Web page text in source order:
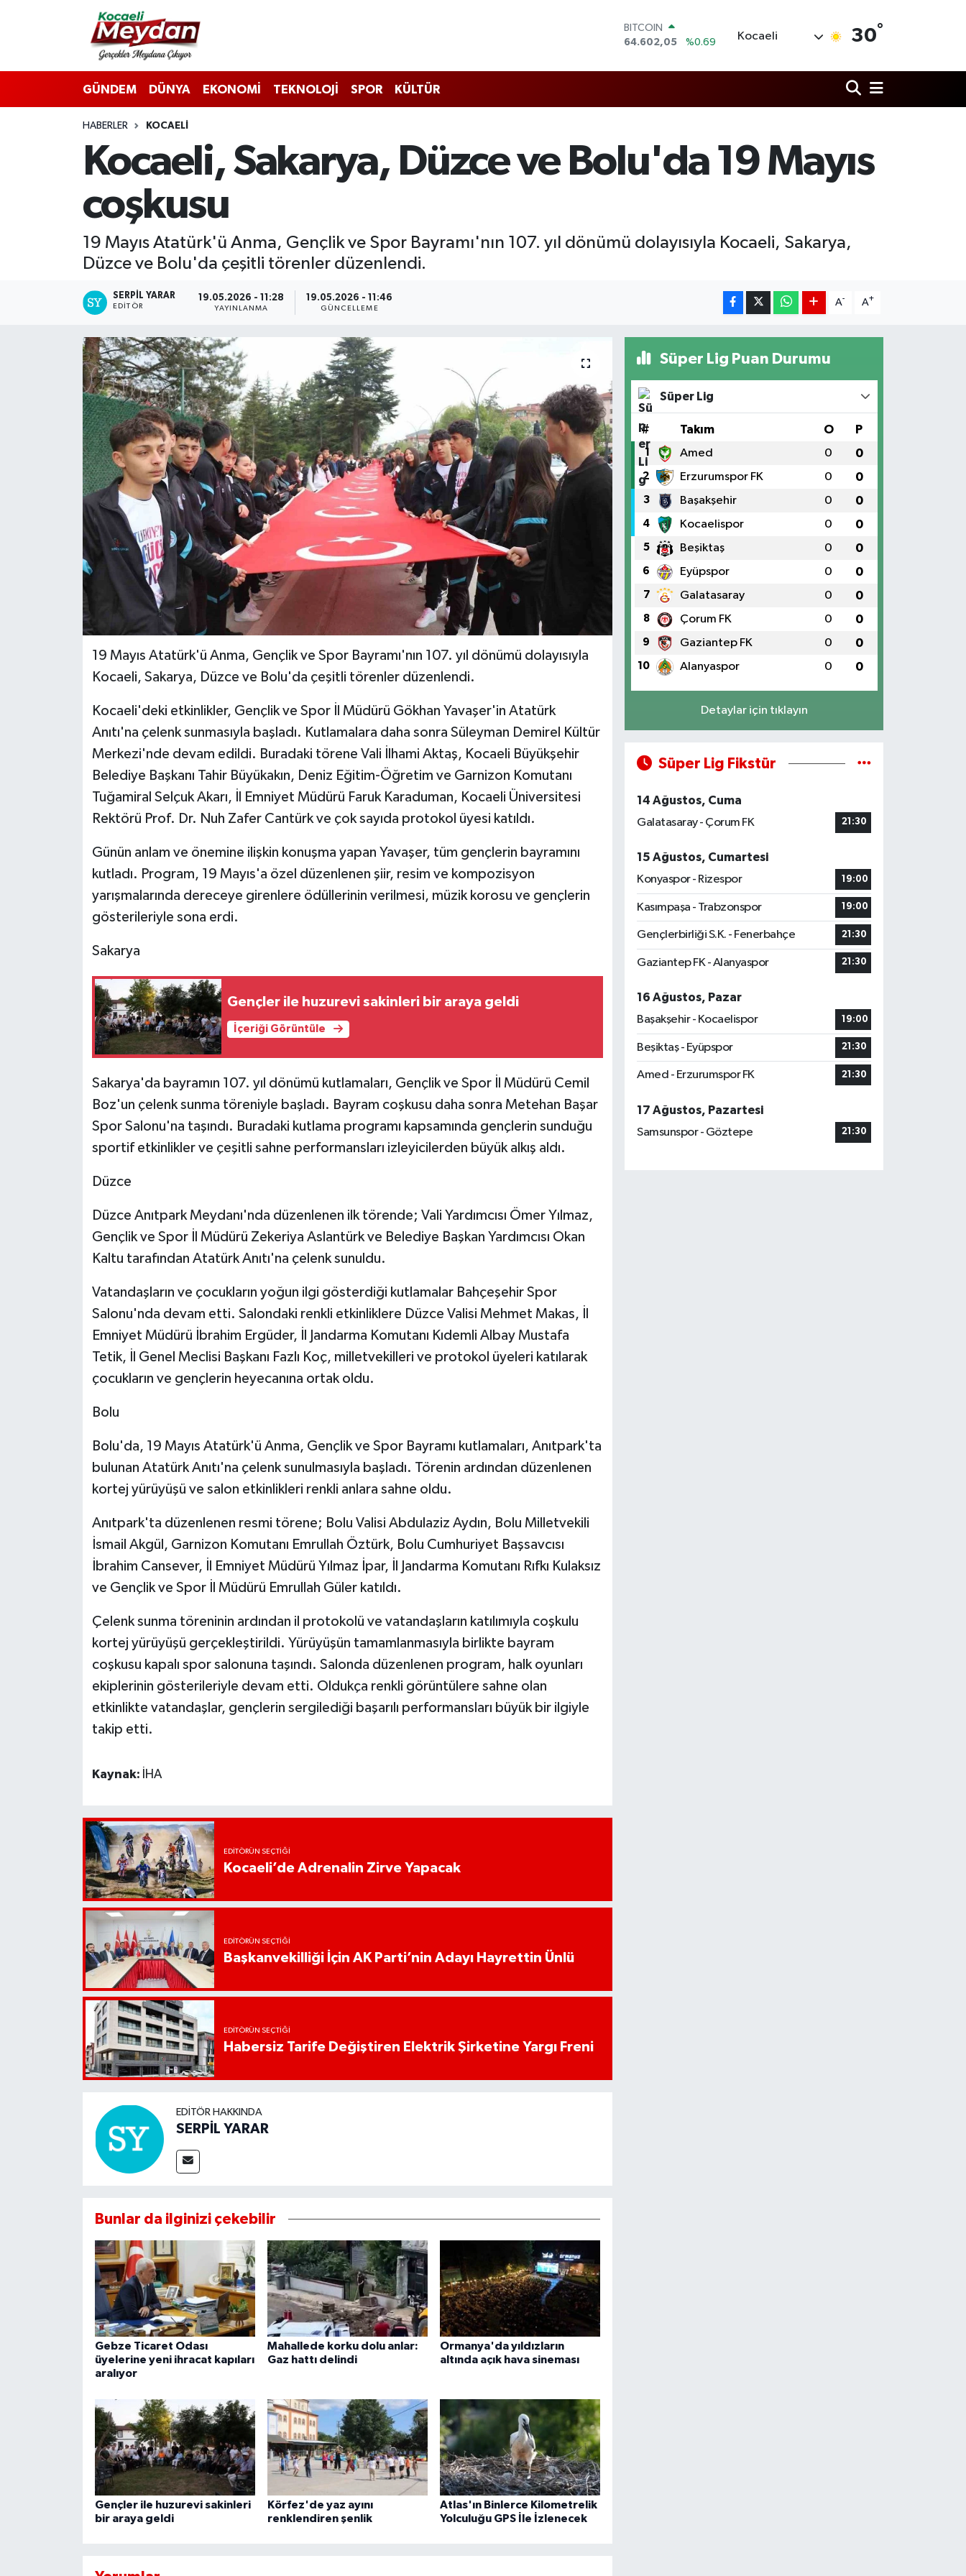
DOLAR
47,5986
%0.06
55,0700
%0.1
BİST100
13.768
%48
BITCOIN
Kocaeli 30°
GÜNDEM DÜNYA EKONOMİ TEKNOLOJİ SPOR KÜLTÜR
HABERLER KOCAELI
Kocaeli, Sakarya, Düzce ve Bolu'da 19 Mayıs
coşkusu
19 Mayıs Atatürk'ü Anma, Gençlik ve Spor Bayramı'nın 107. yıl dönümü dolayısıyla Kocaeli, Sakarya,
Düzce ve Bolu'da çeşitli törenler düzenlendi.
SERPİL YARAR
EDITÖR
19.05.2026 - 11:28
YAYINLANMA
19.05.2026 - 11:46
GÜNCELLEME
A- A+
19 Mayıs Atatürk'ü Anma, Gençlik ve Spor Bayramı'nın 107. yıl dönümü dolayısıyla
Kocaeli, Sakarya, Düzce ve Bolu'da çeşitli törenler düzenlendi.
Kocaeli'deki etkinlikler, Gençlik ve Spor İl Müdürü Gökhan Yavaşer'in Atatürk
Anıtı'na çelenk sunmasıyla başladı. Kutlamalara daha sonra Süleyman Demirel Kültür
Merkezi'nde devam edildi. Buradaki törene Vali İlhami Aktaş, Kocaeli Büyükşehir
Belediye Başkanı Tahir Büyükakın, Deniz Eğitim-Öğretim ve Garnizon Komutanı
Tuğamiral Selçuk Akarı, İl Emniyet Müdürü Faruk Karaduman, Kocaeli Üniversitesi
Rektörü Prof. Dr. Nuh Zafer Cantürk ve çok sayıda protokol üyesi katıldı.
Günün anlam ve önemine ilişkin konuşma yapan Yavaşer, tüm gençlerin bayramını
kutladı. Program, 19 Mayıs'a özel düzenlenen şiir, resim ve kompozisyon
yarışmalarında dereceye girenlere ödüllerinin verilmesi, müzik korosu ve gençlerin
gösterileriyle sona erdi.
Sakarya
Gençler ile huzurevi sakinleri bir araya geldi
İçeriği Görüntüle
Sakarya'da bayramın 107. yıl dönümü kutlamaları, Gençlik ve Spor İl Müdürü Cemil
Boz'un çelenk sunma töreniyle başladı. Bayram coşkusu daha sonra Metehan Başar
Spor Salonu'na taşındı. Buradaki kutlama programı kapsamında gençlerin sunduğu
sportif etkinlikler ve çeşitli sahne performansları izleyicilerden büyük alkış aldı.
Düzce
Düzce Anıtpark Meydanı'nda düzenlenen ilk törende; Vali Yardımcısı Ömer Yılmaz,
Gençlik ve Spor İl Müdürü Zekeriya Aslantürk ve Belediye Başkan Yardımcısı Okan
Kaltu tarafından Atatürk Anıtı'na çelenk sunuldu.
Vatandaşların ve çocukların yoğun ilgi gösterdiği kutlamalar Bahçeşehir Spor
Salonu'nda devam etti. Salondaki renkli etkinliklere Düzce Valisi Mehmet Makas, İl
Emniyet Müdürü İbrahim Ergüder, İl Jandarma Komutanı Kıdemli Albay Mustafa
Tetik, İl Genel Meclisi Başkanı Fazlı Koç, milletvekilleri ve protokol üyeleri katılarak
çocukların ve gençlerin heyecanına ortak oldu.
Bolu
Bolu'da, 19 Mayıs Atatürk'ü Anma, Gençlik ve Spor Bayramı kutlamaları, Anıtpark'ta
bulunan Atatürk Anıtı'na çelenk sunulmasıyla başladı. Törenin ardından düzenlenen
kortej yürüyüşü ve salon etkinlikleri renkli anlara sahne oldu.
Anıtpark'ta düzenlenen resmi törene; Bolu Valisi Abdulaziz Aydın, Bolu Milletvekili
İsmail Akgül, Garnizon Komutanı Emrullah Öztürk, Bolu Cumhuriyet Başsavcısı
İbrahim Cansever, İl Emniyet Müdürü Yılmaz İpar, İl Jandarma Komutanı Rıfkı Kulaksız
ve Gençlik ve Spor İl Müdürü Emrullah Güler katıldı.
Çelenk sunma töreninin ardından il protokolü ve vatandaşların katılımıyla coşkulu
kortej yürüyüşü gerçekleştirildi. Yürüyüşün tamamlanmasıyla birlikte bayram
coşkusu kapalı spor salonuna taşındı. Salonda düzenlenen program, halk oyunları
ekiplerinin gösterileriyle devam etti. Oldukça renkli görüntülere sahne olan
etkinlikte vatandaşlar, gençlerin sergilediği başarılı performansları büyük bir ilgiyle
takip etti.
Kaynak: İHA
EDITÖRÜN SEÇTIĞI
Kocaeli’de Adrenalin Zirve Yapacak
EDITÖRÜN SEÇTIĞI
Başkanvekilliği İçin AK Parti’nin Adayı Hayrettin Ünlü
EDITÖRÜN SEÇTIĞI
Habersiz Tarife Değiştiren Elektrik Şirketine Yargı Freni
EDITÖR HAKKINDA
SERPİL YARAR
Bunlar da ilginizi çekebilir
Gebze Ticaret Odası
üyelerine yeni ihracat kapıları
aralıyor
Mahallede korku dolu anlar:
Gaz hattı delindi
Ormanya'da yıldızların
altında açık hava sineması
Gençler ile huzurevi sakinleri
bir araya geldi
Körfez'de yaz ayını
renklendiren şenlik
Atlas'ın Binlerce Kilometrelik
Yolculuğu GPS İle İzlenecek
Süper Lig Puan Durumu
Süper Lig
# Takım O P
1 Amed 0 0
2 Erzurumspor FK 0 0
3 Başakşehir 0 0
4 Kocaelispor 0 0
5 Beşiktaş 0 0
6 Eyüpspor 0 0
7 Galatasaray 0 0
8 Çorum FK 0 0
9 Gaziantep FK 0 0
10 Alanyaspor 0 0
Detaylar için tıklayın
Süper Lig Fikstür
14 Ağustos, Cuma
Galatasaray - Çorum FK
21:30
15 Ağustos, Cumartesi
Konyaspor - Rizespor
19:00
Kasımpaşa - Trabzonspor 19:00
Gençlerbirliği S.K. - Fenerbahçe 21:30
Gaziantep FK - Alanyaspor 21:30
16 Ağustos, Pazar
Başakşehir - Kocaelispor
19:00
Beşiktaş - Eyüpspor 21:30
Amed - Erzurumspor FK 21:30
17 Ağustos, Pazartesi
Samsunspor - Göztepe
21:30
Nöbetçi Eczaneler
Hava Durumu
Trafik Durumu
Süper Lig Puan Durumu ve Fikstür
Tüm Manşetler
Son Dakika Haberleri